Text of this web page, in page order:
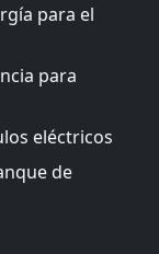
para el
para
eléctricos
de